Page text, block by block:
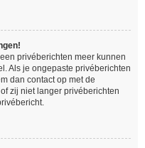
privéberichten meer kunnen
Als je ongepaste privéberichten
dan contact op met de
zij niet langer privéberichten